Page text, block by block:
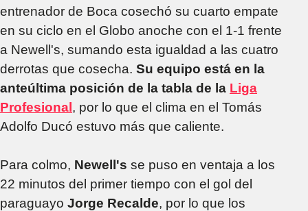
entrenador de Boca cosechó su cuarto empate
en su ciclo en el Globo anoche con el 1-1 frente
a Newell's, sumando esta igualdad a las cuatro
derrotas que cosecha. Su equipo está en la
anteúltima posición de la tabla de la Liga
Profesional , por lo que el clima en el Tomás
Adolfo Ducó estuvo más que caliente.
Para colmo, Newell's se puso en ventaja a los
22 minutos del primer tiempo con el gol del
paraguayo Jorge Recalde, por lo que los